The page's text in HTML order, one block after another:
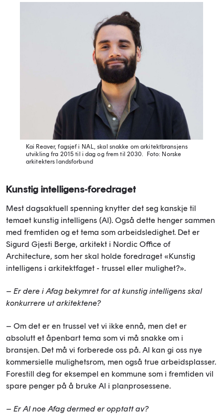
Kai Reaver, fagsjef i NAL, skal snakke om arkitektbransjens
utvikling fra 2015 til i dag og frem til 2030.
Foto: Norske
arkitekters landsforbund
Kunstig intelligens-foredraget
Mest dagsaktuell spenning knytter det seg kanskje til
temaet kunstig intelligens (AI). Også dette henger sammen
med fremtiden og et tema som arbeidsledighet. Det er
Sigurd Gjesti Berge, arkitekt i Nordic Office of
Architecture, som her skal holde foredraget «Kunstig
intelligens i arkitektfaget - trussel eller mulighet?».
– Er dere i Afag bekymret for at kunstig intelligens skal
konkurrere ut arkitektene?
– Om det er en trussel vet vi ikke ennå, men det er
absolutt et åpenbart tema som vi må snakke om i
bransjen. Det må vi forberede oss på. AI kan gi oss nye
kommersielle mulighetsrom, men også true arbeidsplasser.
Forestill deg for eksempel en kommune som i fremtiden vil
spare penger på å bruke AI i planprosessene.
– Er AI noe Afag dermed er opptatt av?